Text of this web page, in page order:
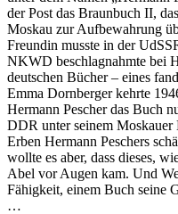
der Post das Braunbuch II,
Moskau zur Aufbewahrung
Freundin musste in der
NKWD beschlagnahmte bei
deutschen Bücher – eines
Emma Dornberger kehrte
Hermann Pescher das Buch
DDR unter seinem Moskauer
Erben Hermann Peschers
wollte es aber, dass dieses,
Abel vor Augen kam. Und
Fähigkeit, einem Buch seine
…